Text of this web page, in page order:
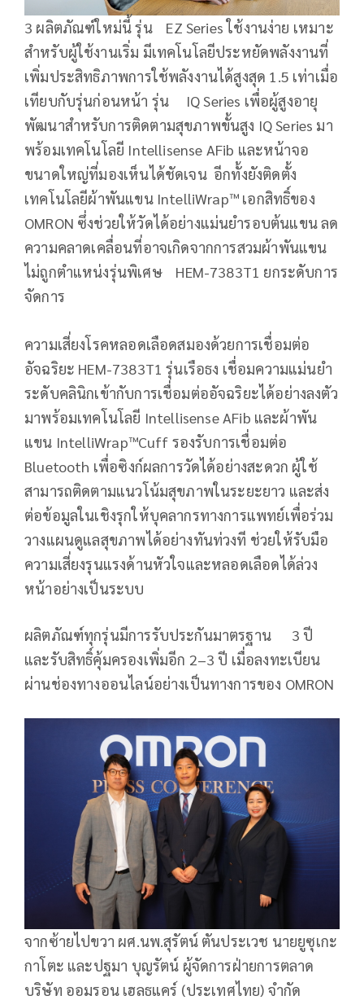
3 ผลิตภัณฑ์ใหม่นี้ รุ่น EZ Series ใช้งานง่าย เหมาะ
สำหรับผู้ใช้งานเริ่ม มีเทคโนโลยีประหยัดพลังงานที่
เพิ่มประสิทธิภาพการใช้พลังงานได้สูงสุด 1.5 เท่าเมื่อ
เทียบกับรุ่นก่อนหน้า รุ่น IQ Series เพื่อผู้สูงอายุ
พัฒนาสำหรับการติดตามสุขภาพขั้นสูง IQ Series มา
พร้อมเทคโนโลยี Intellisense AFib และหน้าจอ
ขนาดใหญ่ที่มองเห็นได้ชัดเจน อีกทั้งยังติดตั้ง
เทคโนโลยีผ้าพันแขน IntelliWrap™ เอกสิทธิ์ของ
OMRON ซึ่งช่วยให้วัดได้อย่างแม่นยำรอบต้นแขน ลด
ความคลาดเคลื่อนที่อาจเกิดจากการสวมผ้าพันแขน
ไม่ถูกตำแหน่งรุ่นพิเศษ HEM-7383T1 ยกระดับการ
จัดการ
ความเสี่ยงโรคหลอดเลือดสมองด้วยการเชื่อมต่อ
อัจฉริยะ HEM-7383T1 รุ่นเรือธง เชื่อมความแม่นยำ
ระดับคลินิกเข้ากับการเชื่อมต่ออัจฉริยะได้อย่างลงตัว
มาพร้อมเทคโนโลยี Intellisense AFib และผ้าพัน
แขน IntelliWrap™Cuff รองรับการเชื่อมต่อ
Bluetooth เพื่อซิงก์ผลการวัดได้อย่างสะดวก ผู้ใช้
สามารถติดตามแนวโน้มสุขภาพในระยะยาว และส่ง
ต่อข้อมูลในเชิงรุกให้บุคลากรทางการแพทย์เพื่อร่วม
วางแผนดูแลสุขภาพได้อย่างทันท่วงที ช่วยให้รับมือ
ความเสี่ยงรุนแรงด้านหัวใจและหลอดเลือดได้ล่วง
หน้าอย่างเป็นระบบ
ผลิตภัณฑ์ทุกรุ่นมีการรับประกันมาตรฐาน 3 ปี
และรับสิทธิ์คุ้มครองเพิ่มอีก 2–3 ปี เมื่อลงทะเบียน
ผ่านช่องทางออนไลน์อย่างเป็นทางการของ OMRON
จากซ้ายไปขวา ผศ.นพ.สุรัตน์ ตันประเวช นายยูซุเกะ
กาโตะ และปฐมา บุญรัตน์ ผู้จัดการฝ่ายการตลาด
บริษัท ออมรอน เฮลธแคร์ (ประเทศไทย) จำกัด